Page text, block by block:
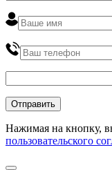
Нажимая на кнопку,
пользовательского